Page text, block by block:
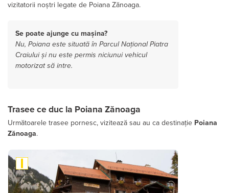
vizitatorii noștri legate de Poiana Zănoaga.
Se poate ajunge cu mașina?
Nu, Poiana este situată în Parcul Național Piatra
Craiului și nu este permis niciunui vehicul
motorizat să intre.
Trasee ce duc la Poiana Zănoaga
Următoarele trasee pornesc, vizitează sau au ca destinație Poiana
Zănoaga.